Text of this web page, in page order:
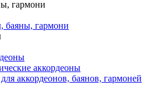
гармони
баяны, гармони
аккордеоны
аккордеонов, баянов, гармоней